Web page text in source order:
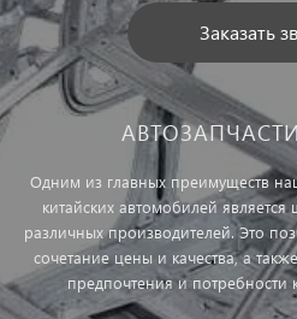
Заказать
Одним из главных преимуществ
китайских автомобилей
различных производителей. Это
сочетание цены и качества, а
предпочтения и потребности